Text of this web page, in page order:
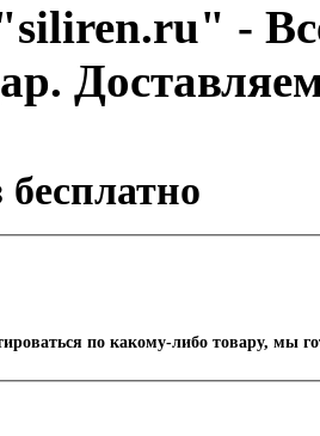
-
по какому-либо товару, мы